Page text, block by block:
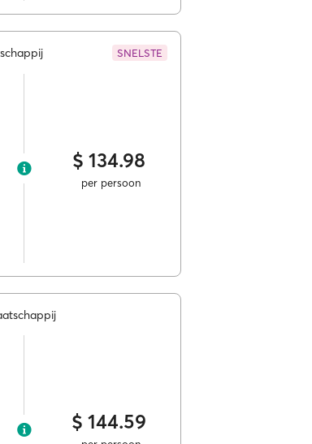
SNELSTE
$ 134.98
per persoon
$ 144.59